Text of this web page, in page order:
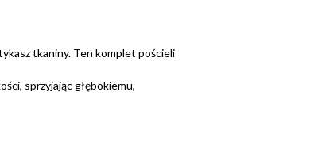
tkaniny. Ten komplet pościeli
sprzyjając głębokiemu,